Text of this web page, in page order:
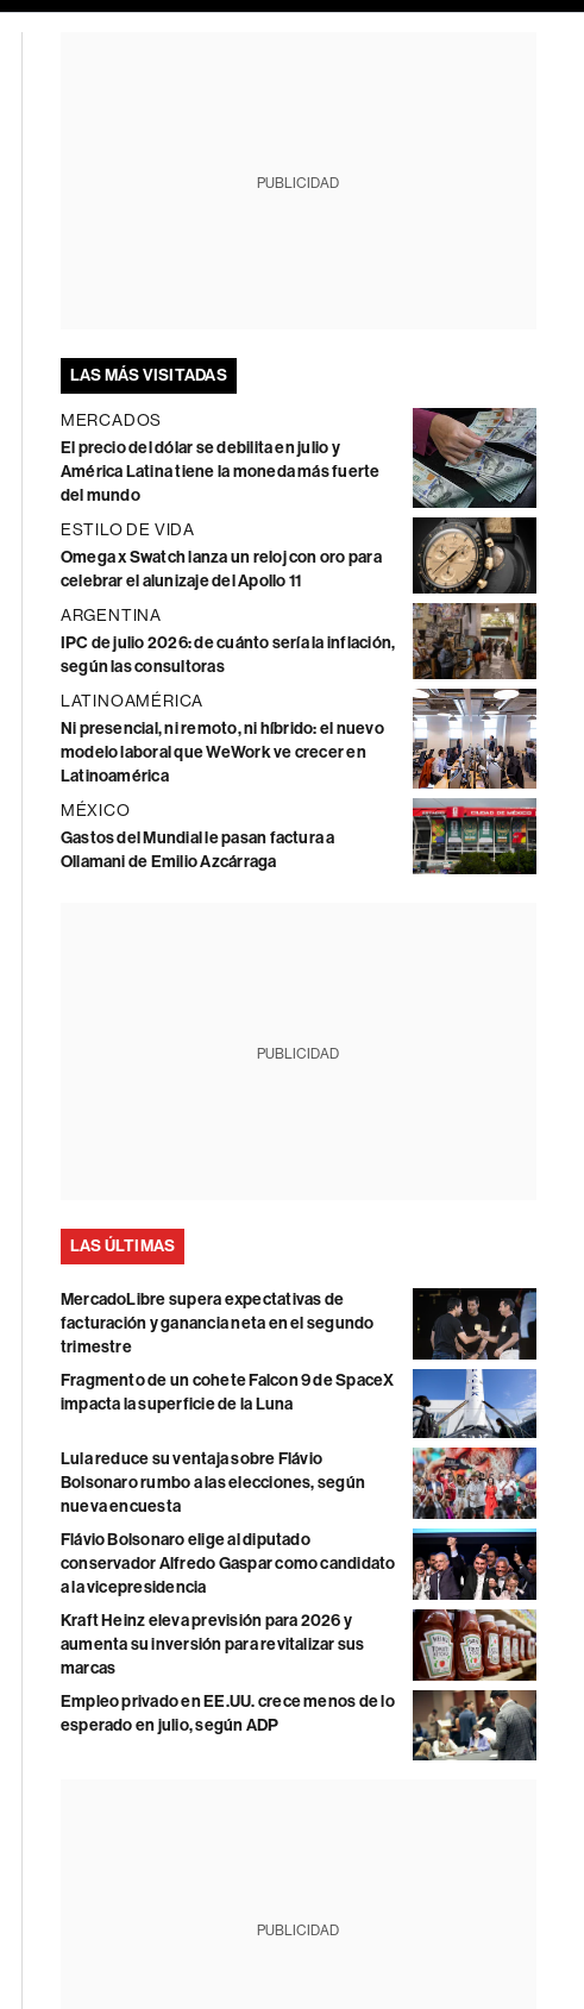
PUBLICIDAD
LAS MÁS VISITADAS
MERCADOS
El precio del dólar se debilita en julio y
América Latina tiene la moneda más fuerte
del mundo
ESTILO DE VIDA
Omega x Swatch lanza un reloj con oro para
celebrar el alunizaje del Apollo 11
ARGENTINA
IPC de julio 2026: de cuánto sería la inflación,
según las consultoras
LATINOAMÉRICA
Ni presencial, ni remoto, ni híbrido: el nuevo
modelo laboral que WeWork ve crecer en
Latinoamérica
MÉXICO
Gastos del Mundial le pasan factura a
Ollamani de Emilio Azcárraga
PUBLICIDAD
LAS ÚLTIMAS
MercadoLibre supera expectativas de
facturación y ganancia neta en el segundo
trimestre
Fragmento de un cohete Falcon 9 de SpaceX
impacta la superficie de la Luna
Lula reduce su ventaja sobre Flávio
Bolsonaro rumbo a las elecciones, según
nueva encuesta
Flávio Bolsonaro elige al diputado
conservador Alfredo Gaspar como candidato
a la vicepresidencia
Kraft Heinz eleva previsión para 2026 y
aumenta su inversión para revitalizar sus
marcas
Empleo privado en EE.UU. crece menos de lo
esperado en julio, según ADP
PUBLICIDAD